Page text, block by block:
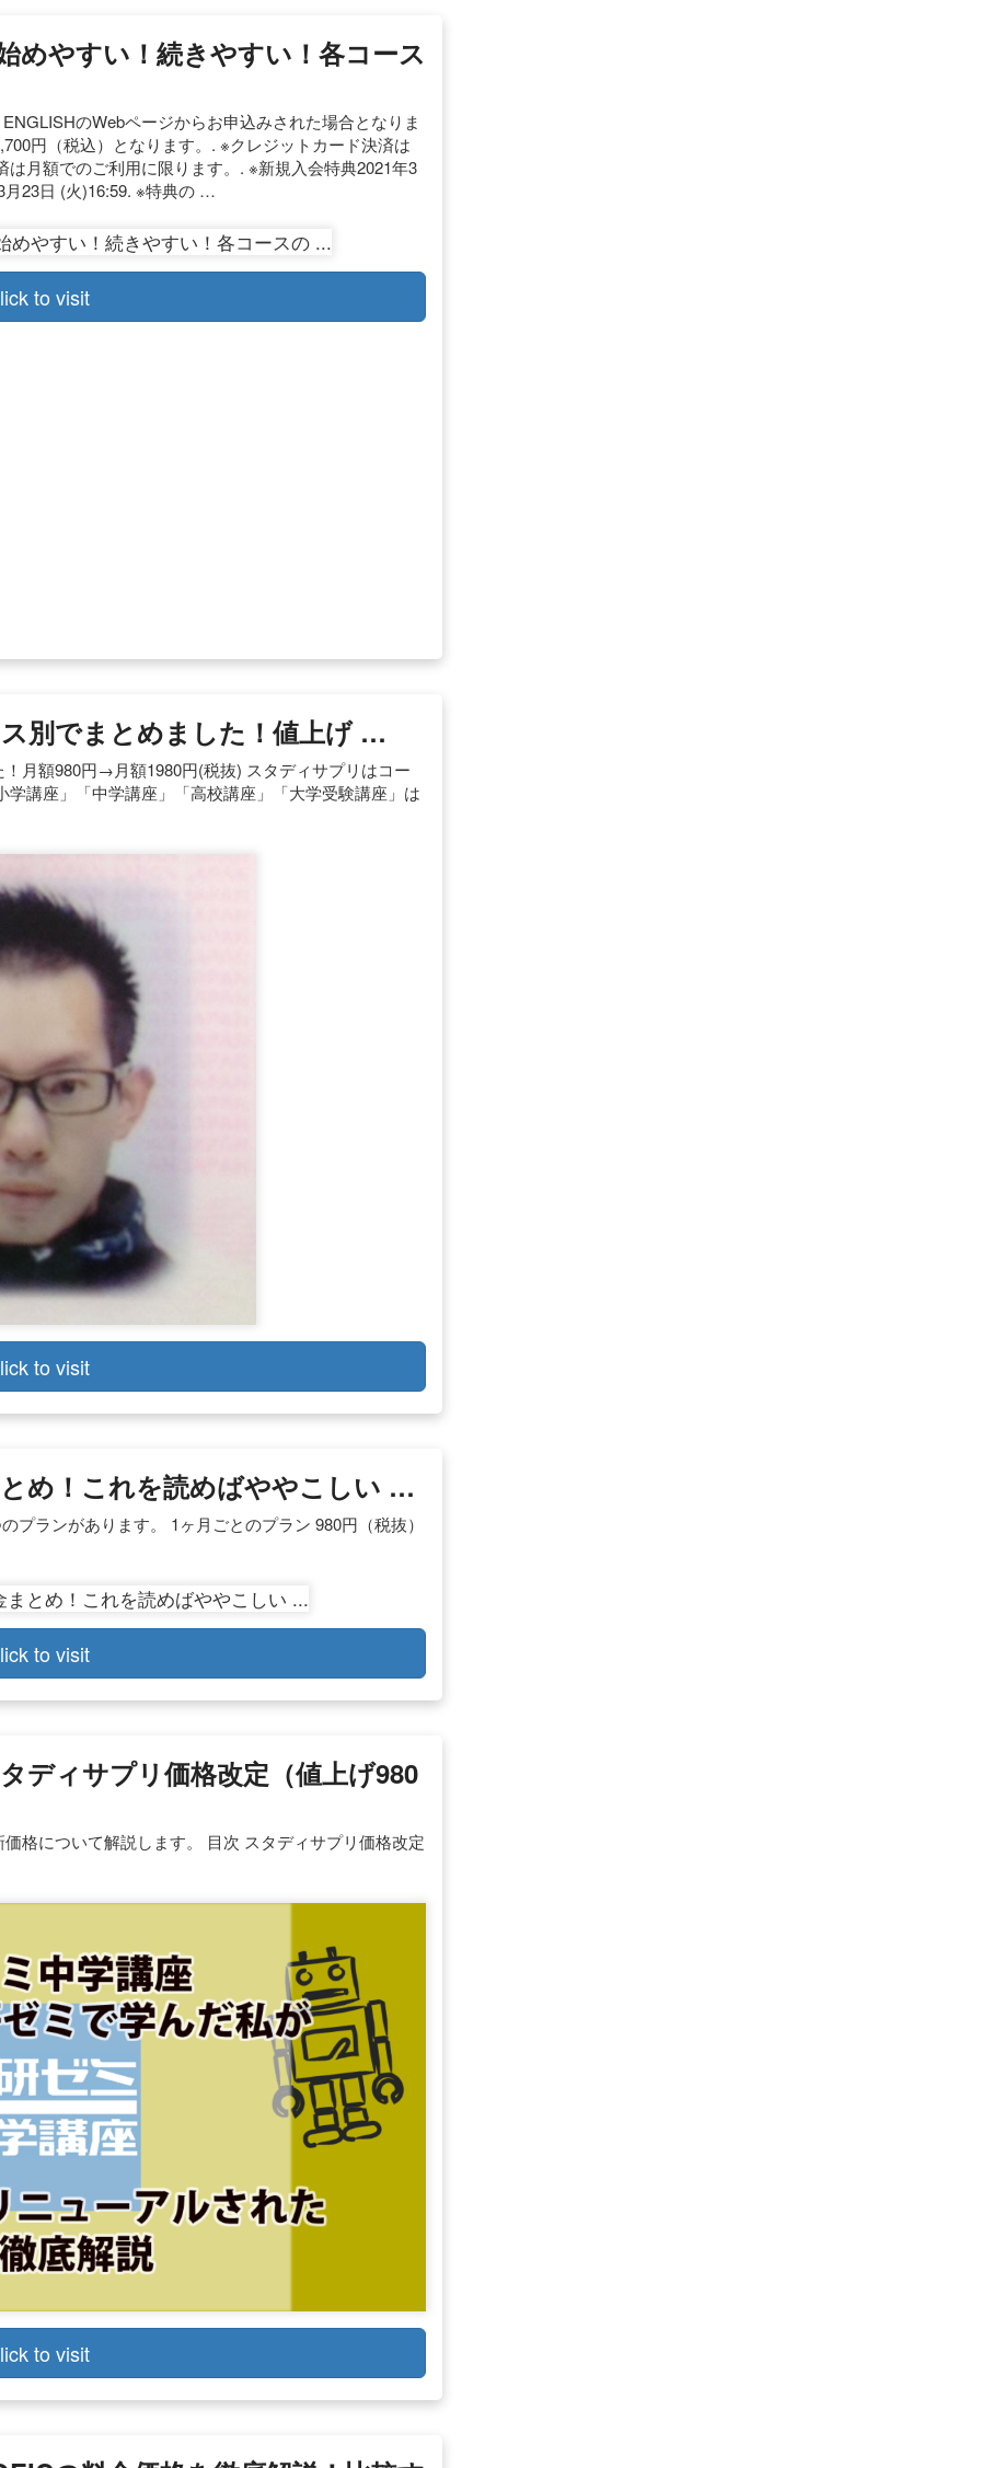
めやすい！続きやすい！各コース
のWebページからお申込みされた場合となりま
円（税込）となります。. ※クレジットカード決済は
月額でのご利用に限ります。. ※新規入会特典2021年3
月23日 (火)16:59. ※特典の …
to visit
別でまとめました！値上げ …
月額980円→月額1980円(税抜) スタディサプリはコー
講座」「中学講座」「高校講座」「大学受験講座」は
to visit
め！これを読めばややこしい …
プランがあります。 1ヶ月ごとのプラン 980円（税抜）
to visit
ディサプリ価格改定（値上げ980
格について解説します。 目次 スタディサプリ価格改定
to visit